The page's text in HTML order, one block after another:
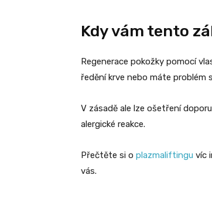
Kdy vám tento
Regenerace pokožky pomocí
ředění krve nebo máte problém
V zásadě ale lze ošetření
alergické reakce.
Přečtěte si o plazmaliftingu víc
vás.